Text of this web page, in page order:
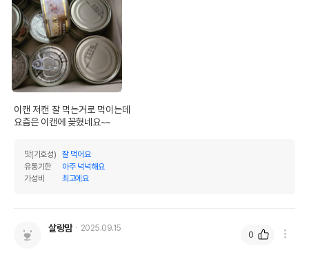
이캔 저캔 잘 먹는거로 먹이는데
요즘은 이캔에 꽂혔네요~~
맛(기호성)
잘 먹어요
유통기한
아주 넉넉해요
가성비
최고에요
살랑맘 2025.09.15
0